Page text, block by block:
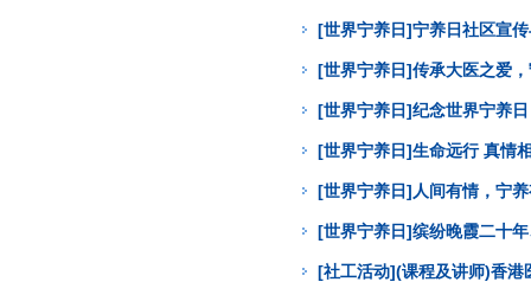
[世界宁养日]宁养日社区宣
[世界宁养日]传承大医之爱
[世界宁养日]纪念世界宁养
[世界宁养日]生命远行 真情
[世界宁养日]人间有情，宁
[世界宁养日]缤纷晚霞二十
[社工活动](课程及讲师)香